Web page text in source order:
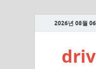
2026년 08월